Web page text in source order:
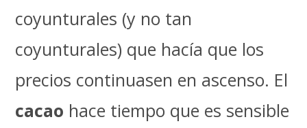
coyunturales (y no tan
coyunturales) que hacía que los
precios continuasen en ascenso. El
cacao hace tiempo que es sensible